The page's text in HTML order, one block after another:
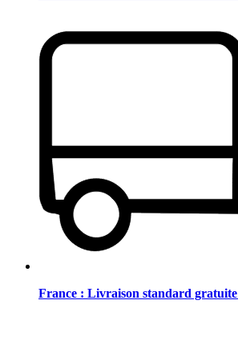
France : Livraison standard gratuite